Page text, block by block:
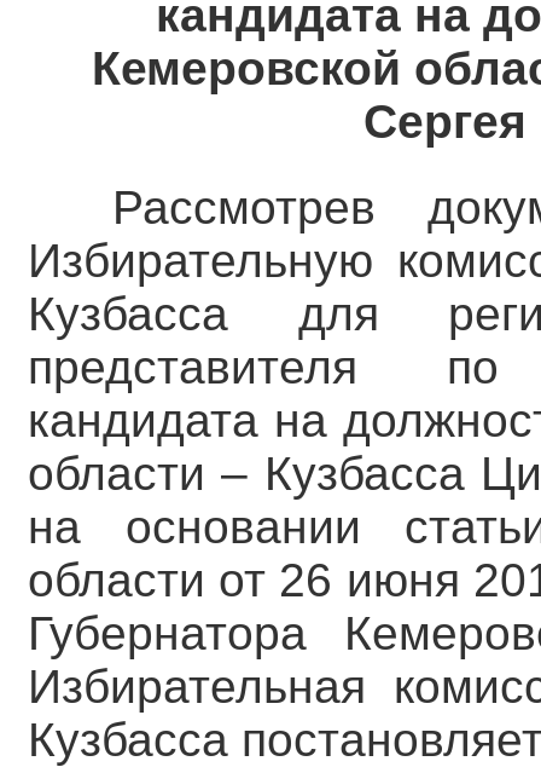
кандидата на
Кемеровской
Рассмотрев
Избирательную
Кузбасса для
представителя
кандидата на
области – Кузбасса
на основании
области от 26 июня
Губернатора
Избирательная
Кузбасса